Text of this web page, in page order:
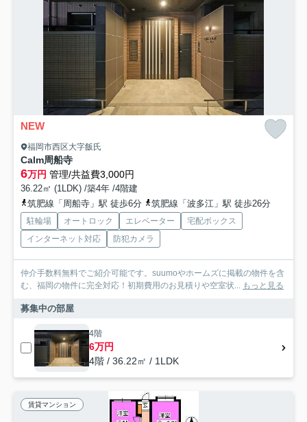
NEW
福岡市西区大字飯氏
Calm周船寺
6万円 管理/共益費3,000円
36.22㎡ (1LDK) /築4年 /4階建
筑肥線「周船寺」駅 徒歩6分
筑肥線「波多江」駅 徒歩26分
駐輪場 オートロック エレベーター
宅配ボックス
インターネット対応
防犯カメラ
仲介手数料無料でご紹介可能です。suumoやホームズに掲載の物件を含
む、福岡の物件に完全対応！初期費用のお見積りや空室状... もっと見る
募集中の部屋
4階
6万円
4階 / 36.22㎡ / 1LDK
賃貸マンション